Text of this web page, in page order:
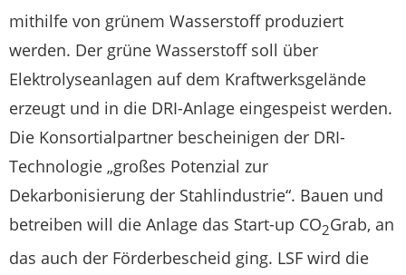
mithilfe von grünem Wasserstoff produziert
werden. Der grüne Wasserstoff soll über
Elektrolyseanlagen auf dem Kraftwerksgelände
erzeugt und in die DRI-Anlage eingespeist werden.
Die Konsortialpartner bescheinigen der DRI-
Technologie „großes Potenzial zur
Dekarbonisierung der Stahlindustrie“. Bauen und
betreiben will die Anlage das Start-up CO2Grab, an
das auch der Förderbescheid ging. LSF wird die